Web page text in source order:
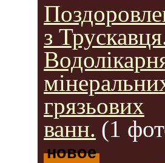
з
грязьових
ванн. (1
новое